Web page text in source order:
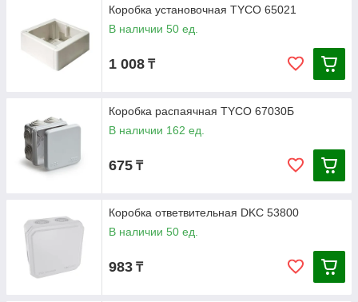
Коробка установочная ТYCO 65021
В наличии 50 ед.
1 008 ₸
Коробка распаячная ТYCO 67030Б
В наличии 162 ед.
675 ₸
Коробка ответвительная DKC 53800
В наличии 50 ед.
983 ₸